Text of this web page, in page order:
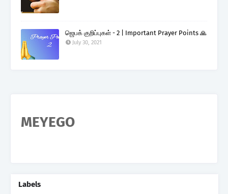
ஜெபக் குறிப்புகள் - 2 | Important Prayer Points 🙏
July 30, 2021
MEYEGO
Labels